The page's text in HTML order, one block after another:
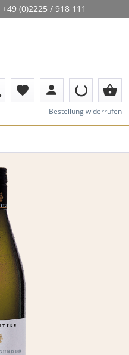
+49 (0)2225 / 918 111
favorite person shopping_basket
Bestellung widerrufen